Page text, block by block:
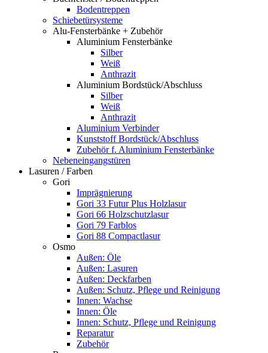
Bodentreppen
Schiebetürsysteme
Alu-Fensterbänke + Zubehör
Aluminium Fensterbänke
Silber
Weiß
Anthrazit
Aluminium Bordstück/Abschluss
Silber
Weiß
Anthrazit
Aluminium Verbinder
Kunststoff Bordstück/Abschluss
Zubehör f. Aluminium Fensterbänke
Nebeneingangstüren
Lasuren / Farben
Gori
Imprägnierung
Gori 33 Futur Plus Holzlasur
Gori 66 Holzschutzlasur
Gori 79 Farblos
Gori 88 Compactlasur
Osmo
Außen: Öle
Außen: Lasuren
Außen: Deckfarben
Außen: Schutz, Pflege und Reinigung
Innen: Wachse
Innen: Öle
Innen: Schutz, Pflege und Reinigung
Reparatur
Zubehör